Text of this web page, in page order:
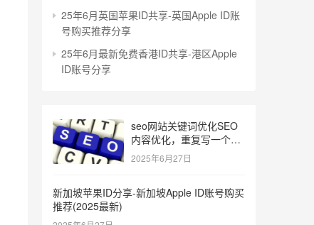
25年6月英国苹果ID共享-英国Apple ID账
号购买推荐分享
25年6月最新免费香港ID共享-港区Apple
ID账号分享
seo网站关键词优化SEO
内容优化，重复写一个关
键词
2025年6月27日
新加坡苹果ID分享-新加坡Apple ID账号购买
推荐(2025最新)